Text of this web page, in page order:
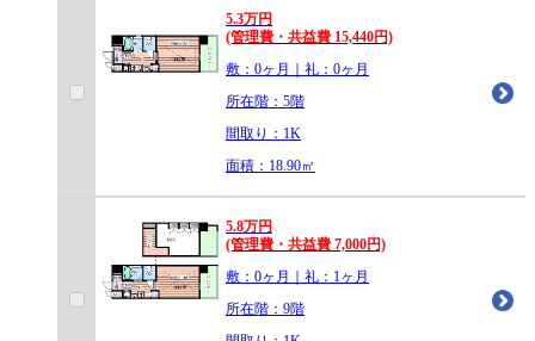
5.3万円
(管理費・共益費 15,440円)
敷：0ヶ月｜礼：0ヶ月
所在階：5階
間取り：1K
面積：18.90㎡
5.8万円
(管理費・共益費 7,000円)
敷：0ヶ月｜礼：1ヶ月
所在階：9階